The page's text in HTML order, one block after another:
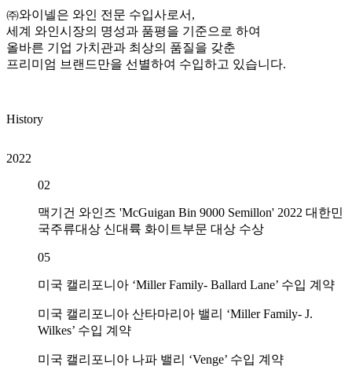
㈜와이넬은 와인 전문 수입사로서,
세계 와인시장의 명성과 품평을 기준으로 하여
올바른 기업 가치관과 최상의 품질을 갖춘
프리미엄 브랜드만을 선별하여 수입하고 있습니다.
History
2022
02
맥기건 와인즈 'McGuigan Bin 9000 Semillon' 2022 대한민
국주류대상 신대륙 화이트부문 대상 수상
05
미국 캘리포니아 ‘Miller Family- Ballard Lane’ 수입 계약
미국 캘리포니아 산타마리아 밸리 ‘Miller Family- J.
Wilkes’ 수입 계약
미국 캘리포니아 나파 밸리 ‘Venge’ 수입 계약